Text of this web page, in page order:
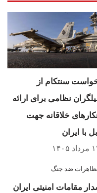
سنتکام از
نظامی برای ارائه
خلاقانه جهت
با ایران
۱۴۰۵
مقامات امنیتی ایران